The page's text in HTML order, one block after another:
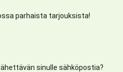
parhaista tarjouksista!
sinulle sähköpostia?